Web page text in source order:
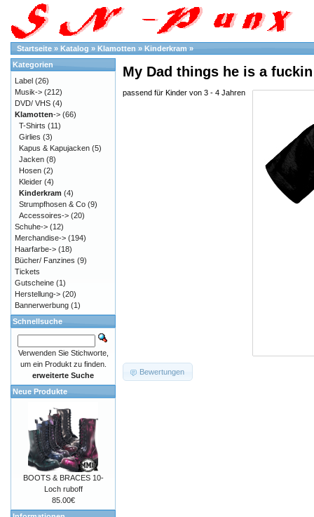
Startseite » Katalog » Klamotten » Kinderkram »
My Dad things he is a
passend für Kinder von 3 - 4 Jahren
Bewertungen
Kategorien
Label (26)
Musik-> (212)
DVD/ VHS (4)
Klamotten-> (66)
T-Shirts (11)
Girlies (3)
Kapus & Kapujacken (5)
Jacken (8)
Hosen (2)
Kleider (4)
Kinderkram (4)
Strumpfhosen & Co (9)
Accessoires-> (20)
Schuhe-> (12)
Merchandise-> (194)
Haarfarbe-> (18)
Bücher/ Fanzines (9)
Tickets
Gutscheine (1)
Herstellung-> (20)
Bannerwerbung (1)
Schnellsuche
Verwenden Sie Stichworte,
um ein Produkt zu finden.
erweiterte Suche
Neue Produkte
BOOTS & BRACES 10-
Loch ruboff
85.00€